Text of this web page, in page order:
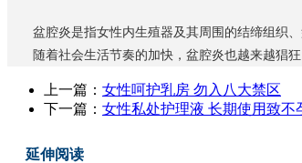
盆腔炎是指女性内生殖器及其周围的结缔组织、
随着社会生活节奏的加快，盆腔炎也越来越猖狂
上一篇： 女性呵护乳房 勿入八大禁区
下一篇： 女性私处护理液 长期使用致不
延伸阅读